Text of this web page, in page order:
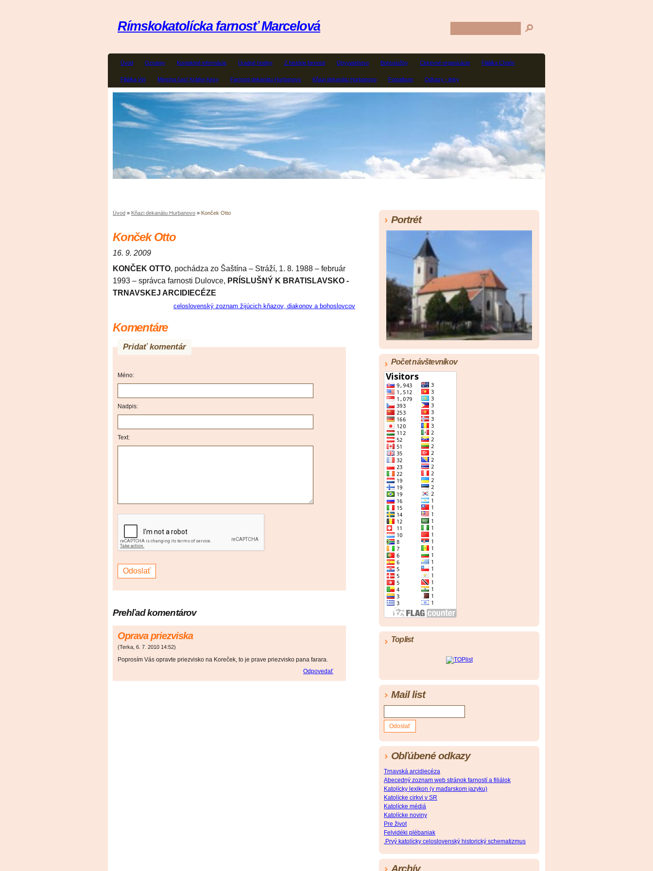
Úvod Oznamy Kontaktné informácie Úradné hodiny Z histórie farnosti Obyvateľstvo Bohoslužby Cirkevné organizácie Filiálka Chotín
Filiálka Virt Miestna časť Krátke Kesy Farnosti dekanátu Hurbanovo Kňazi dekanátu Hurbanovo Fotoalbum Odkazy - linky
Rímskokatolícka farnosť Marcelová
Úvod » Kňazi dekanátu Hurbanovo » Konček Otto
Konček Otto
16. 9. 2009
KONČEK OTTO, pochádza zo Šaštína – Stráží, 1. 8. 1988 – február
1993 – správca farnosti Dulovce, PRÍSLUŠNÝ K BRATISLAVSKO -
TRNAVSKEJ ARCIDIECÉZE
celoslovenský zoznam žijúcich kňazov, diakonov a bohoslovcov
Komentáre
Pridať komentár
Méno:
Nadpis:
Text:
Prehľad komentárov
Oprava priezviska
(Terka 6. 7. 2010 14:52)
Poprosím Vás opravte priezvisko na Koreček, to je prave priezvisko pana farara.
Odpovedať
Portrét
Počet návštevníkov
Toplist
Mail list
Obľúbené odkazy
Trnavská arcidiecéza
Abecedný zoznam web stránok farností a filiálok
Katolícky lexikon (v maďarskom jazyku)
Katolícke cirkvi v SR
Katolícke médiá
Katolícke noviny
Pre život
Felvidéki plébaniak
.Prvý katolícky celoslovenský historický schematizmus
Archív